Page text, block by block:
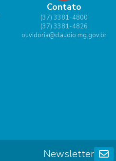
Contato
(37) 3381-4800
(37) 3381-4826
ouvidoria@claudio.mg.gov.br
Newsletter